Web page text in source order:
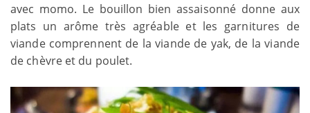
avec momo. Le bouillon bien assaisonné donne aux
plats un arôme très agréable et les garnitures de
viande comprennent de la viande de yak, de la viande
de chèvre et du poulet.